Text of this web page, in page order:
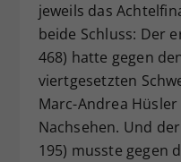
jeweils das
beide Schluss: Der
468) hatte gegen
viertgesetzten
Marc-Andrea Hüsler
Nachsehen. Und
195) musste gegen